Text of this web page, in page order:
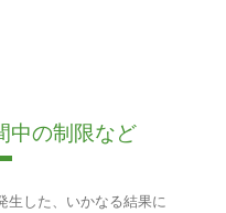
中の制限など
生した、いかなる結果に